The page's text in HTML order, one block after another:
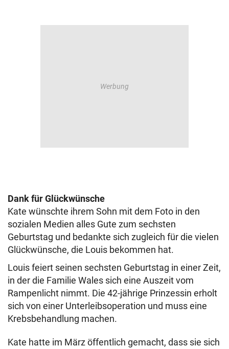
Dank für Glückwünsche
Kate wünschte ihrem Sohn mit dem Foto in den
sozialen Medien alles Gute zum sechsten
Geburtstag und bedankte sich zugleich für die vielen
Glückwünsche, die Louis bekommen hat.
Louis feiert seinen sechsten Geburtstag in einer Zeit,
in der die Familie Wales sich eine Auszeit vom
Rampenlicht nimmt. Die 42-jährige Prinzessin erholt
sich von einer Unterleibsoperation und muss eine
Krebsbehandlung machen.
Kate hatte im März öffentlich gemacht, dass sie sich